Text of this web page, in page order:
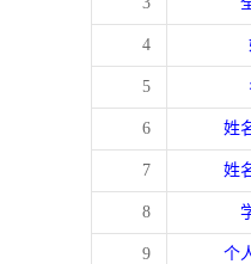
4
5
6 姓
7 姓
8
9 个